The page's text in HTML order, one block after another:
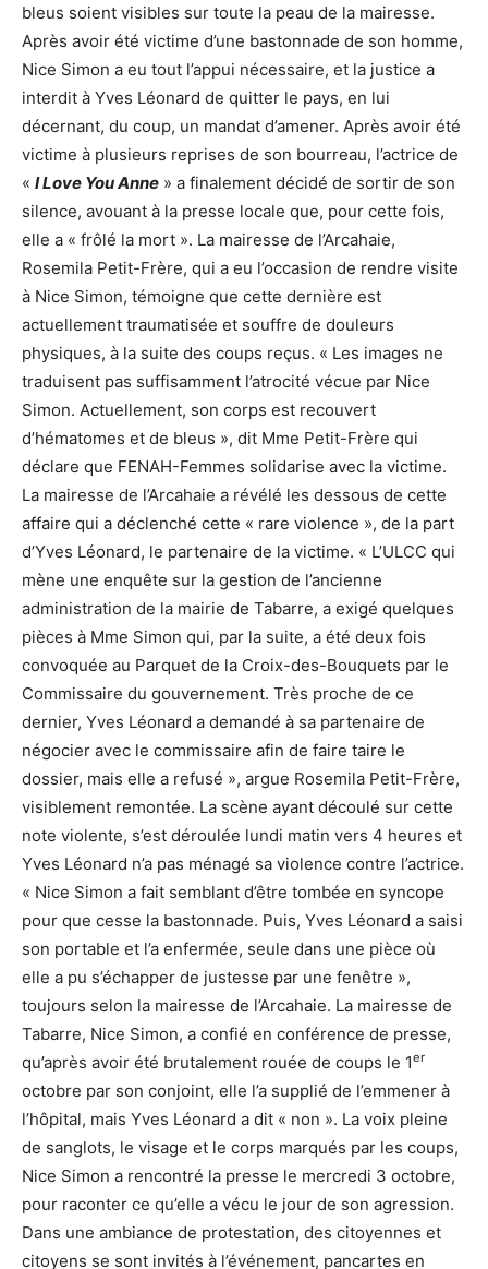
bleus soient visibles sur toute la peau de la mairesse.
Après avoir été victime d’une bastonnade de son homme,
Nice Simon a eu tout l’appui nécessaire, et la justice a
interdit à Yves Léonard de quitter le pays, en lui
décernant, du coup, un mandat d’amener. Après avoir été
victime à plusieurs reprises de son bourreau, l’actrice de
« I Love You Anne » a finalement décidé de sortir de son
silence, avouant à la presse locale que, pour cette fois,
elle a « frôlé la mort ». La mairesse de l’Arcahaie,
Rosemila Petit-Frère, qui a eu l’occasion de rendre visite
à Nice Simon, témoigne que cette dernière est
actuellement traumatisée et souffre de douleurs
physiques, à la suite des coups reçus. « Les images ne
traduisent pas suffisamment l’atrocité vécue par Nice
Simon. Actuellement, son corps est recouvert
d’hématomes et de bleus », dit Mme Petit-Frère qui
déclare que FENAH-Femmes solidarise avec la victime.
La mairesse de l’Arcahaie a révélé les dessous de cette
affaire qui a déclenché cette « rare violence », de la part
d’Yves Léonard, le partenaire de la victime. « L’ULCC qui
mène une enquête sur la gestion de l’ancienne
administration de la mairie de Tabarre, a exigé quelques
pièces à Mme Simon qui, par la suite, a été deux fois
convoquée au Parquet de la Croix-des-Bouquets par le
Commissaire du gouvernement. Très proche de ce
dernier, Yves Léonard a demandé à sa partenaire de
négocier avec le commissaire afin de faire taire le
dossier, mais elle a refusé », argue Rosemila Petit-Frère,
visiblement remontée. La scène ayant découlé sur cette
note violente, s’est déroulée lundi matin vers 4 heures et
Yves Léonard n’a pas ménagé sa violence contre l’actrice.
« Nice Simon a fait semblant d’être tombée en syncope
pour que cesse la bastonnade. Puis, Yves Léonard a saisi
son portable et l’a enfermée, seule dans une pièce où
elle a pu s’échapper de justesse par une fenêtre »,
toujours selon la mairesse de l’Arcahaie. La mairesse de
Tabarre, Nice Simon, a confié en conférence de presse,
qu’après avoir été brutalement rouée de coups le 1er
octobre par son conjoint, elle l’a supplié de l’emmener à
l’hôpital, mais Yves Léonard a dit « non ». La voix pleine
de sanglots, le visage et le corps marqués par les coups,
Nice Simon a rencontré la presse le mercredi 3 octobre,
pour raconter ce qu’elle a vécu le jour de son agression.
Dans une ambiance de protestation, des citoyennes et
citoyens se sont invités à l’événement, pancartes en